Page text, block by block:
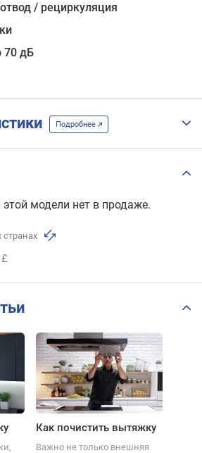
отвод / рециркуляция
70 дБ
Подробнее
модели нет в продаже.
странах
£
Как почистить вытяжку
Важно не только внешняя